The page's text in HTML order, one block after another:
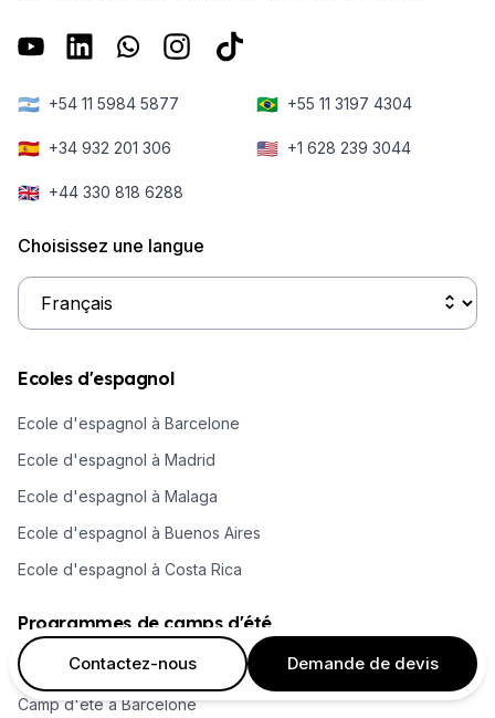
🇦🇷 +54 11 5984 5877 🇧🇷 +55 11 3197 4304
🇪🇸 +34 932 201 306 🇺🇸 +1 628 239 3044
🇬🇧 +44 330 818 6288
Choisissez une langue
Ecoles d'espagnol
Ecole d'espagnol à Barcelone
Ecole d'espagnol à Madrid
Ecole d'espagnol à Malaga
Ecole d'espagnol à Buenos Aires
Ecole d'espagnol à Costa Rica
Programmes de camps d'été
Camp d'été à Málaga
Camp d'été à Barcelone
Contactez-nous Demande de devis